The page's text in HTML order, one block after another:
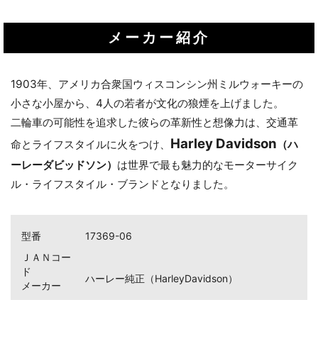
メーカー紹介
1903年、アメリカ合衆国ウィスコンシン州ミルウォーキーの
小さな小屋から、4人の若者が文化の狼煙を上げました。
二輪車の可能性を追求した彼らの革新性と想像力は、交通革
命とライフスタイルに火をつけ、 Harley Davidson （ハ
ーレーダビッドソン） は世界で最も魅力的なモーターサイク
ル・ライフスタイル・ブランドとなりました。
型番
17369-06
ＪＡＮコー
ド
メーカー
ハーレー純正（HarleyDavidson）